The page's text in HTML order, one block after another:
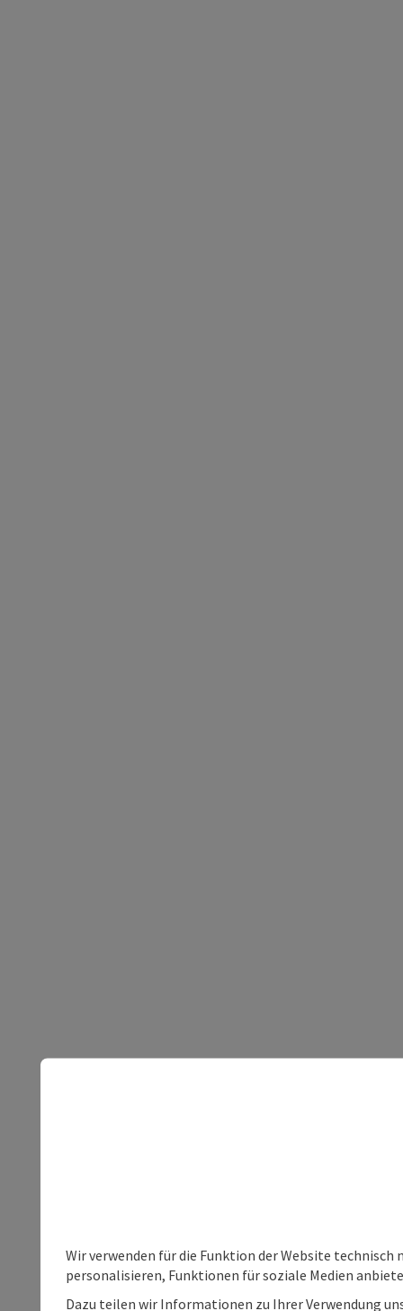
Wir verwenden für die Funktion der Website
personalisieren, Funktionen für soziale Medien
Dazu teilen wir Informationen zu Ihrer Verwendung